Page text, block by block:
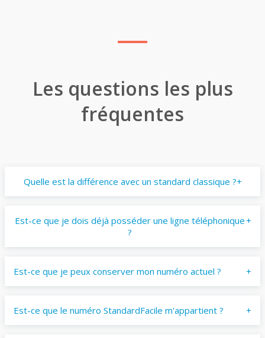
Les questions les plus
fréquentes
Quelle est la différence avec un standard classique ?
Est-ce que je dois déjà posséder une ligne téléphonique
?
Est-ce que je peux conserver mon numéro actuel ?
Est-ce que le numéro StandardFacile m'appartient ?